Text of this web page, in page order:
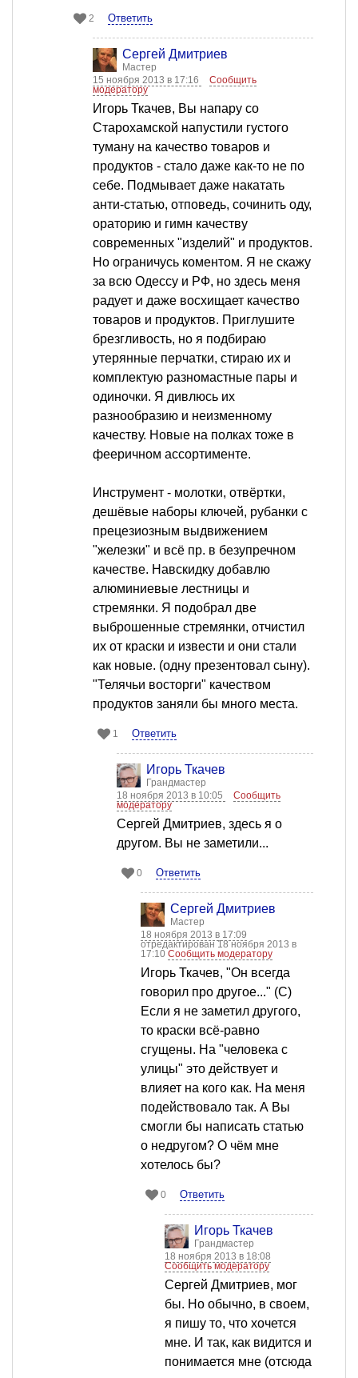
2 Ответить
Сергей Дмитриев
Мастер
15 ноября 2013 в 17:16
Сообщить
модератору
Игорь Ткачев, Вы напару со
Старохамской напустили густого
туману на качество товаров и
продуктов - стало даже как-то не по
себе. Подмывает даже накатать
анти-статью, отповедь, сочинить оду,
ораторию и гимн качеству
современных "изделий" и продуктов.
Но ограничусь коментом. Я не скажу
за всю Одессу и РФ, но здесь меня
радует и даже восхищает качество
товаров и продуктов. Приглушите
брезгливость, но я подбираю
утерянные перчатки, стираю их и
комплектую разномастные пары и
одиночки. Я дивлюсь их
разнообразию и неизменному
качеству. Новые на полках тоже в
фееричном ассортименте.
Инструмент - молотки, отвёртки,
дешёвые наборы ключей, рубанки с
прецезиозным выдвижением
"железки" и всё пр. в безупречном
качестве. Навскидку добавлю
алюминиевые лестницы и
стремянки. Я подобрал две
выброшенные стремянки, отчистил
их от краски и извести и они стали
как новые. (одну презентовал сыну).
"Телячьи восторги" качеством
продуктов заняли бы много места.
1 Ответить
Игорь Ткачев
Грандмастер
18 ноября 2013 в 10:05
Сообщить
модератору
Сергей Дмитриев, здесь я о
другом. Вы не заметили...
0 Ответить
Сергей Дмитриев
Мастер
18 ноября 2013 в 17:09
отредактирован 18 ноября 2013 в
17:10 Сообщить модератору
Игорь Ткачев, "Он всегда
говорил про другое..." (С)
Если я не заметил другого,
то краски всё-равно
сгущены. На "человека с
улицы" это действует и
влияет на кого как. На меня
подействовало так. А Вы
смогли бы написать статью
о недругом? О чём мне
хотелось бы?
0 Ответить
Игорь Ткачев
Грандмастер
18 ноября 2013 в 18:08
Сообщить модератору
Сергей Дмитриев, мог
бы. Но обычно, в своем,
я пишу то, что хочется
мне. И так, как видится и
понимается мне (отсюда